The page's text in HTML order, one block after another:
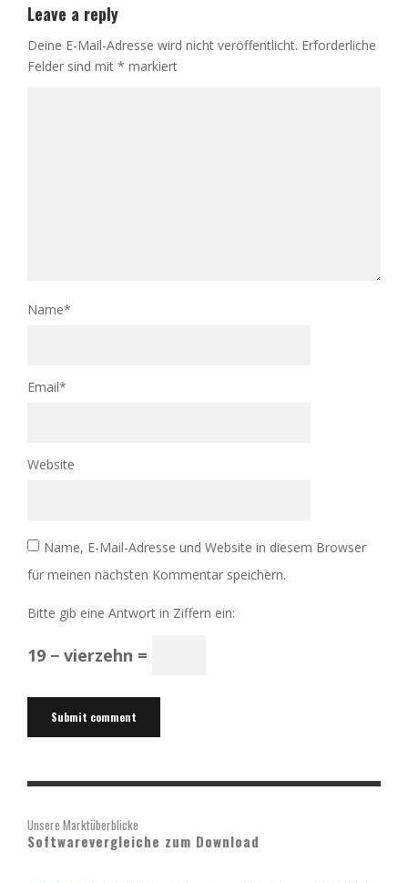
Leave a reply
Deine E-Mail-Adresse wird nicht veröffentlicht. Erforderliche
Felder sind mit * markiert
Name*
Email*
Website
Name, E-Mail-Adresse und Website in diesem Browser
für meinen nächsten Kommentar speichern.
Bitte gib eine Antwort in Ziffern ein:
19 − vierzehn =
Unsere Marktüberblicke
Softwarevergleiche zum Download